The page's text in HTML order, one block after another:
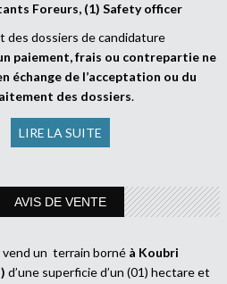
Foreurs, (1) Safety officer
des dossiers de candidature
paiement, frais ou contrepartie ne
échange de l’acceptation ou du
des dossiers.
LIRE LA SUITE
AVIS DE VENTE
vend un terrain borné à Koubri
d’une superficie d’un (01) hectare et